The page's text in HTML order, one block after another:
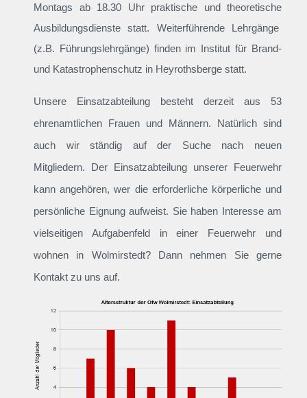
Montags ab 18.30 Uhr praktische und theoretische
Ausbildungsdienste statt. Weiterführende Lehrgänge
(z.B. Führungslehrgänge) finden im Institut für Brand-
und Katastrophenschutz in Heyrothsberge statt.
Unsere Einsatzabteilung besteht derzeit aus 53
ehrenamtlichen Frauen und Männern. Natürlich sind
auch wir ständig auf der Suche nach neuen
Mitgliedern. Der Einsatzabteilung unserer Feuerwehr
kann angehören, wer die erforderliche körperliche und
persönliche Eignung aufweist. Sie haben Interesse am
vielseitigen Aufgabenfeld in einer Feuerwehr und
wohnen in Wolmirstedt? Dann nehmen Sie gerne
Kontakt zu uns auf.